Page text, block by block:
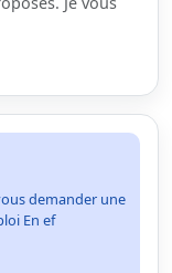
demander une
En ef